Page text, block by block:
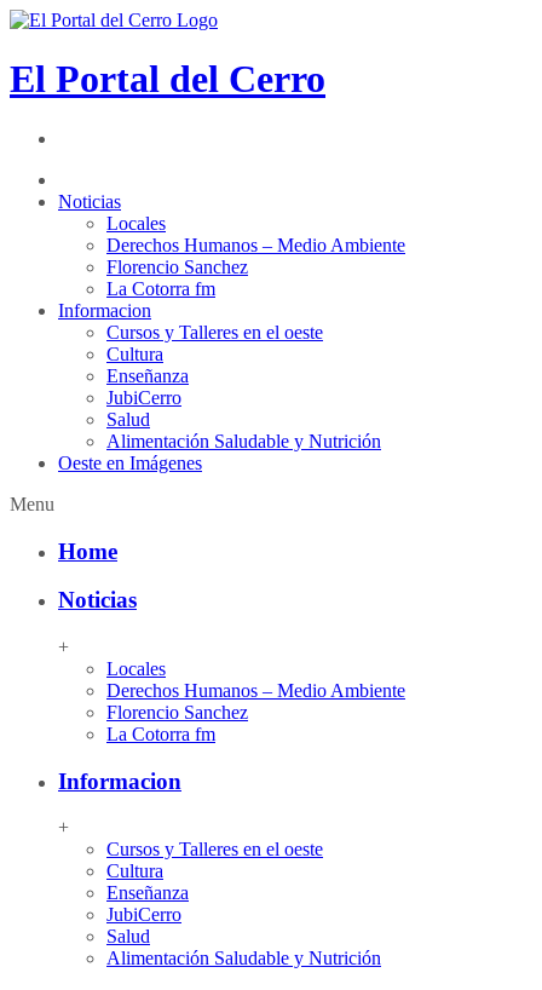
El Portal del Cerro
Noticias
Locales
Derechos Humanos – Medio Ambiente
Florencio Sanchez
La Cotorra fm
Informacion
Cursos y Talleres en el oeste
Cultura
Enseñanza
JubiCerro
Salud
Alimentación Saludable y Nutrición
Oeste en Imágenes
Menu
Home
Noticias
+
Locales
Derechos Humanos – Medio Ambiente
Florencio Sanchez
La Cotorra fm
Informacion
+
Cursos y Talleres en el oeste
Cultura
Enseñanza
JubiCerro
Salud
Alimentación Saludable y Nutrición